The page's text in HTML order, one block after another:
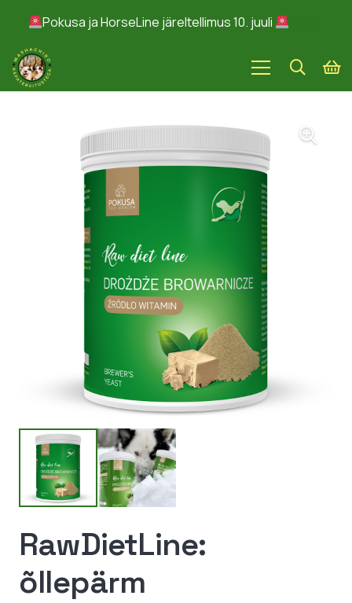
Pokusa ja HorseLine järeltellimus 10. juuli
RawDietLine:
õllepärm